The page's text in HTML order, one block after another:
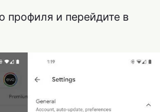
профиля и перейдите в